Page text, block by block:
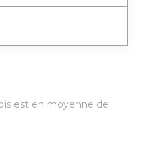
est en moyenne de